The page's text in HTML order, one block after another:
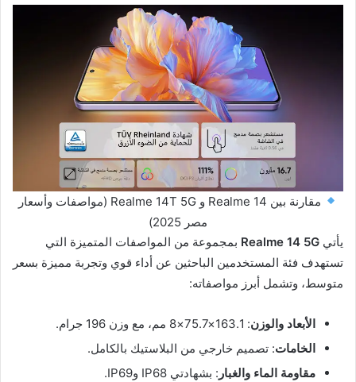
مقارنة بين Realme 14 و Realme 14T 5G (مواصفات وأسعار
مصر 2025)
يأتي Realme 14 5G بمجموعة من المواصفات المتميزة التي
تستهدف فئة المستخدمين الباحثين عن أداء قوي وتجربة مميزة بسعر
متوسط، وتشمل أبرز مواصفاته:
الأبعاد والوزن: 163.1×75.7×8 مم، مع وزن 196 جرام.
الخامات: تصميم خارجي من البلاستيك بالكامل.
مقاومة الماء والغبار : بشهادتي IP68 وIP69.